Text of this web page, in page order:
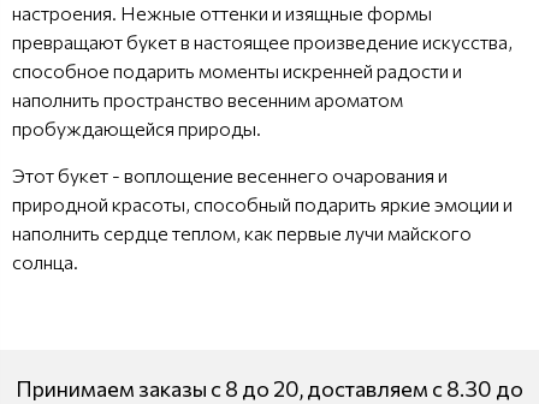
настроения. Нежные оттенки и изящные формы
превращают букет в настоящее произведение искусства,
способное подарить моменты искренней радости и
наполнить пространство весенним ароматом
пробуждающейся природы.
Этот букет - воплощение весеннего очарования и
природной красоты, способный подарить яркие эмоции и
наполнить сердце теплом, как первые лучи майского
солнца.
Принимаем заказы с 8 до 20, доставляем с 8.30 до